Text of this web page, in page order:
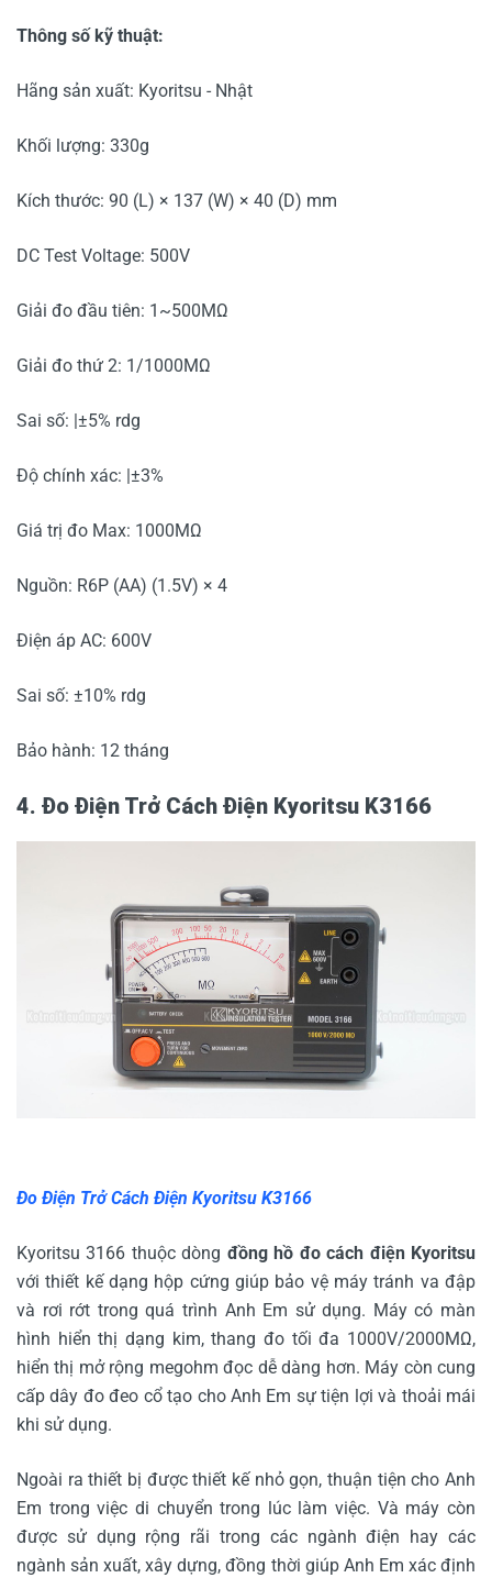
Thông số kỹ thuật:
Hãng sản xuất: Kyoritsu - Nhật
Khối lượng: 330g
Kích thước: 90 (L) × 137 (W) × 40 (D) mm
DC Test Voltage: 500V
Giải đo đầu tiên: 1~500MΩ
Giải đo thứ 2: 1/1000MΩ
Sai số: |±5% rdg
Độ chính xác: |±3%
Giá trị đo Max: 1000MΩ
Nguồn: R6P (AA) (1.5V) × 4
Điện áp AC: 600V
Sai số: ±10% rdg
Bảo hành: 12 tháng
4. Đo Điện Trở Cách Điện Kyoritsu K3166
Đo Điện Trở Cách Điện Kyoritsu K3166
Kyoritsu 3166 thuộc dòng đồng hồ đo cách điện Kyoritsu
với thiết kế dạng hộp cứng giúp bảo vệ máy tránh va đập
và rơi rớt trong quá trình Anh Em sử dụng. Máy có màn
hình hiển thị dạng kim, thang đo tối đa 1000V/2000MΩ,
hiển thị mở rộng megohm đọc dễ dàng hơn. Máy còn cung
cấp dây đo đeo cổ tạo cho Anh Em sự tiện lợi và thoải mái
khi sử dụng.
Ngoài ra thiết bị được thiết kế nhỏ gọn, thuận tiện cho Anh
Em trong việc di chuyển trong lúc làm việc. Và máy còn
được sử dụng rộng rãi trong các ngành điện hay các
ngành sản xuất, xây dựng, đồng thời giúp Anh Em xác định